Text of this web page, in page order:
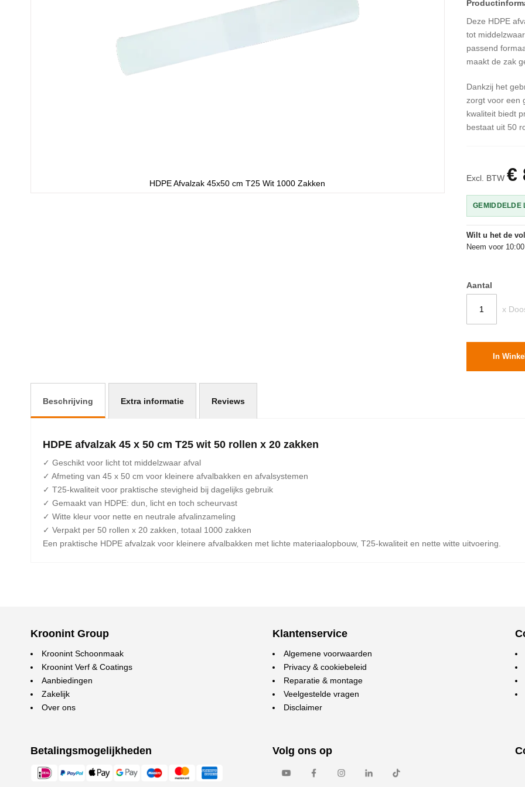
Deze HDPE
tot
passend
maakt de zak
Dankzij het
zorgt voor een
kwaliteit biedt
bestaat uit 50
Excl. BTW €
GEMIDDELDE
Wilt u het de
Neem voor
Aantal
x
In
HDPE Afvalzak 45x50 cm T25 Wit 1000 Zakken
Beschrijving
HDPE afvalzak 45 x 50 cm T25 wit 50 rollen x 20 zakken
✓ Geschikt voor licht tot middelzwaar afval
✓ Afmeting van 45 x 50 cm voor kleinere afvalbakken en afvalsystemen
✓ T25-kwaliteit voor praktische stevigheid bij dagelijks gebruik
✓ Gemaakt van HDPE: dun, licht en toch scheurvast
✓ Witte kleur voor nette en neutrale afvalinzameling
✓ Verpakt per 50 rollen x 20 zakken, totaal 1000 zakken
Een praktische HDPE afvalzak voor kleinere afvalbakken met lichte materiaalopbouw, T25-kwaliteit en nette witte uitvoering.
Extra informatie Reviews
Kroonint Group
Kroonint Schoonmaak
Kroonint Verf & Coatings
Aanbiedingen
Zakelijk
Over ons
Betalingsmogelijkheden
Klantenservice
Algemene voorwaarden
Privacy & cookiebeleid
Reparatie & montage
Veelgestelde vragen
Disclaimer
Volg ons op